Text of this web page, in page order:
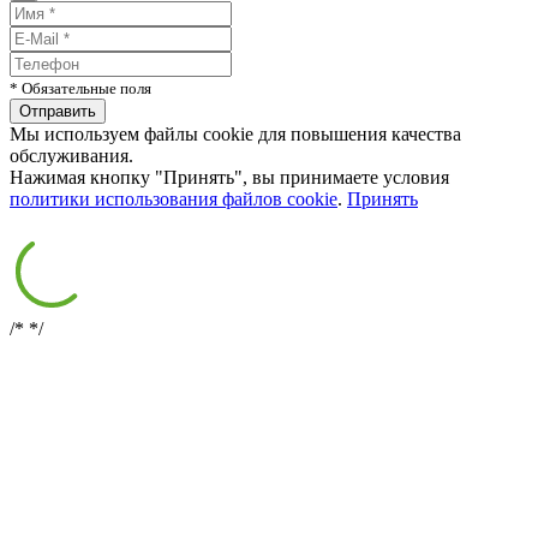
* Обязательные поля
Мы используем файлы cookie для повышения качества
обслуживания.
Нажимая кнопку "Принять", вы принимаете условия
политики использования файлов cookie. Принять
/* */